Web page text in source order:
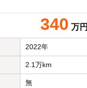
340 万円
2022年
2.1万km
無